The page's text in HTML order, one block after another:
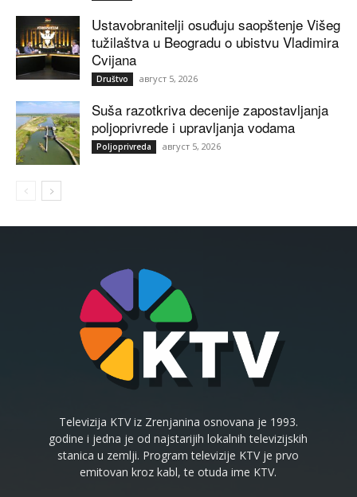
Ustavobranitelji osuđuju saopštenje Višeg
tužilaštva u Beogradu o ubistvu Vladimira
Cvijana
Društvo август 5, 2026
Suša razotkriva decenije zapostavljanja
poljoprivrede i upravljanja vodama
Poljoprivreda август 5, 2026
Televizija KTV iz Zrenjanina osnovana je 1993.
godine i jedna je od najstarijih lokalnih televizijskih
stanica u zemlji. Program televizije KTV je prvo
emitovan kroz kabl, te otuda ime KTV.